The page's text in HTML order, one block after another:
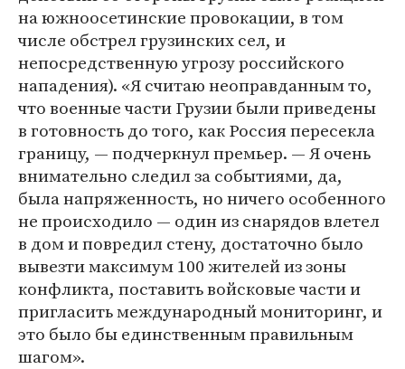
на южноосетинские провокации, в том
числе обстрел грузинских сел, и
непосредственную угрозу российского
нападения). «Я считаю неоправданным то,
что военные части Грузии были приведены
в готовность до того, как Россия пересекла
границу, — подчеркнул премьер. — Я очень
внимательно следил за событиями, да,
была напряженность, но ничего особенного
не происходило — один из снарядов влетел
в дом и повредил стену, достаточно было
вывезти максимум 100 жителей из зоны
конфликта, поставить войсковые части и
пригласить международный мониторинг, и
это было бы единственным правильным
шагом».